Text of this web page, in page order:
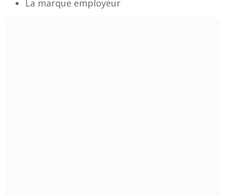
La marque employeur